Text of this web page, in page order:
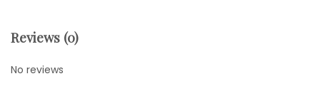
Reviews (0)
No reviews